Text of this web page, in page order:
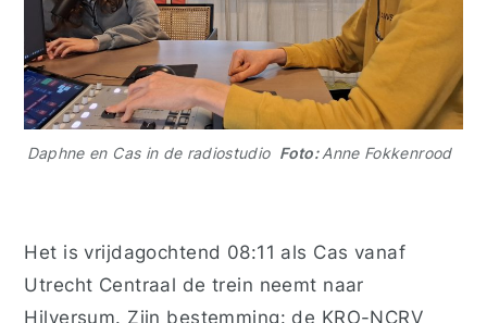
Daphne en Cas in de radiostudio Foto:Anne Fokkenrood
Het is vrijdagochtend 08:11 als Cas vanaf
Utrecht Centraal de trein neemt naar
Hilversum. Zijn bestemming: de KRO-NCRV